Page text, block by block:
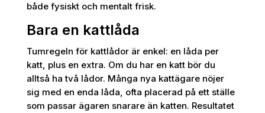
både fysiskt och mentalt frisk.
Bara en kattlåda
Tumregeln för kattlådor är enkel: en låda per
katt, plus en extra. Om du har en katt bör du
alltså ha två lådor. Många nya kattägare nöjer
sig med en enda låda, ofta placerad på ett ställe
som passar ägaren snarare än katten. Resultatet